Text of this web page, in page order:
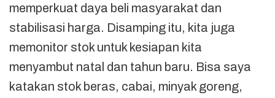
memperkuat daya beli masyarakat dan
stabilisasi harga. Disamping itu, kita juga
memonitor stok untuk kesiapan kita
menyambut natal dan tahun baru. Bisa saya
katakan stok beras, cabai, minyak goreng,